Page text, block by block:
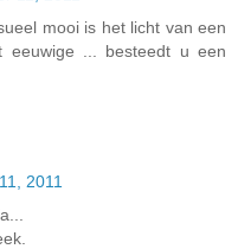
mooi is het licht van een
eeuwige ... besteedt u een
2011